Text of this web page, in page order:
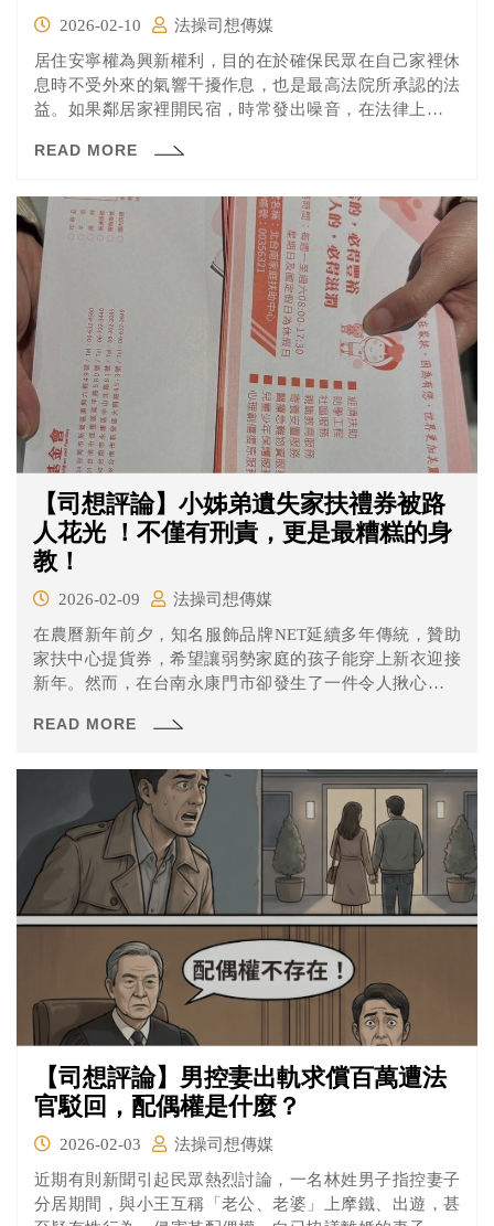
2026-02-10
法操司想傳媒
居住安寧權為興新權利，目的在於確保民眾在自己家裡休
息時不受外來的氣響干擾作息，也是最高法院所承認的法
益。如果鄰居家裡開民宿，時常發出噪音，在法律上有哪
READ MORE
【司想評論】小姊弟遺失家扶禮券被路
人花光 ！不僅有刑責，更是最糟糕的身
教！
2026-02-09
法操司想傳媒
在農曆新年前夕，知名服飾品牌NET延續多年傳統，贊助
家扶中心提貨券，希望讓弱勢家庭的孩子能穿上新衣迎接
新年。然而，在台南永康門市卻發生了一件令人揪心的意
家扶禮券，在現場焦急等候卻未見拾得者歸還。
READ MORE
【司想評論】男控妻出軌求償百萬遭法
官駁回，配偶權是什麼？
2026-02-03
法操司想傳媒
近期有則新聞引起民眾熱烈討論，一名林姓男子指控妻子
分居期間，與小王互稱「老公、老婆」上摩鐵、出遊，甚